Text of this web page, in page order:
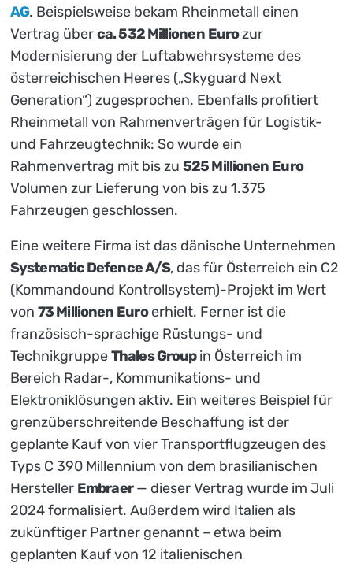
AG. Beispielsweise bekam Rheinmetall einen
Vertrag überca. 532 Millionen Eurozur
Modernisierung der Luftabwehrsysteme des
österreichischen Heeres („Skyguard Next
Generation“) zugesprochen. Ebenfalls profitiert
Rheinmetall von Rahmenverträgen für Logistik-
und Fahrzeugtechnik: So wurde ein
Rahmenvertrag mit bis zu 525 Millionen Euro
Volumen zur Lieferung von bis zu 1.375
Fahrzeugen geschlossen.
Eine weitere Firma ist das dänische Unternehmen
Systematic Defence A/S, das für Österreich ein C2
(Kommandound Kontrollsystem)-Projekt im Wert
von 73 Millionen Euroerhielt. Ferner ist die
französisch-sprachige Rüstungs- und
TechnikgruppeThales Groupin Österreich im
Bereich Radar-, Kommunikations- und
Elektroniklösungen aktiv. Ein weiteres Beispiel für
grenzüberschreitende Beschaffung ist der
geplante Kauf von vier Transportflugzeugen des
Typs C 390 Millennium von dem brasilianischen
Hersteller Embraer— dieser Vertrag wurde im Juli
2024 formalisiert. Außerdem wird Italien als
zukünftiger Partner genannt – etwa beim
geplanten Kauf von 12 italienischen